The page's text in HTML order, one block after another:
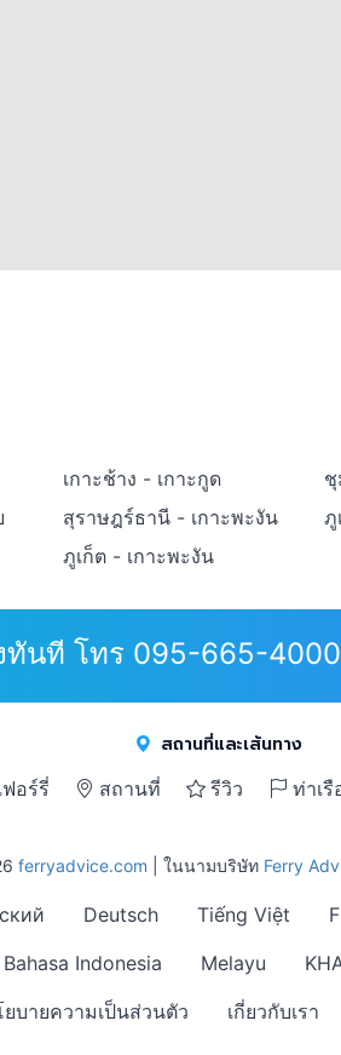
เกาะช้าง - เกาะกูด
ชุ
สุราษฎร์ธานี - เกาะพะงัน
ภู
ภูเก็ต - เกาะพะงัน
ทันที โทร 095-665-
สถานที่และเส้นทาง
ฟอร์รี่ สถานที่ รีวิว ท่าเรื
ferryadvice.com | ในนามบริษัท Ferry
Deutsch Tiếng Việt
Bahasa Indonesia Melayu
ยบายความเป็นส่วนตัว
เกี่ยวกับเรา